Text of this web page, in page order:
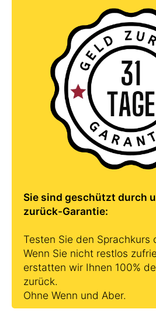
Sie sind geschützt durch
zurück-Garantie:
Testen Sie den Sprachkurs
Wenn Sie nicht restlos
erstatten wir Ihnen 100%
zurück.
Ohne Wenn und Aber.